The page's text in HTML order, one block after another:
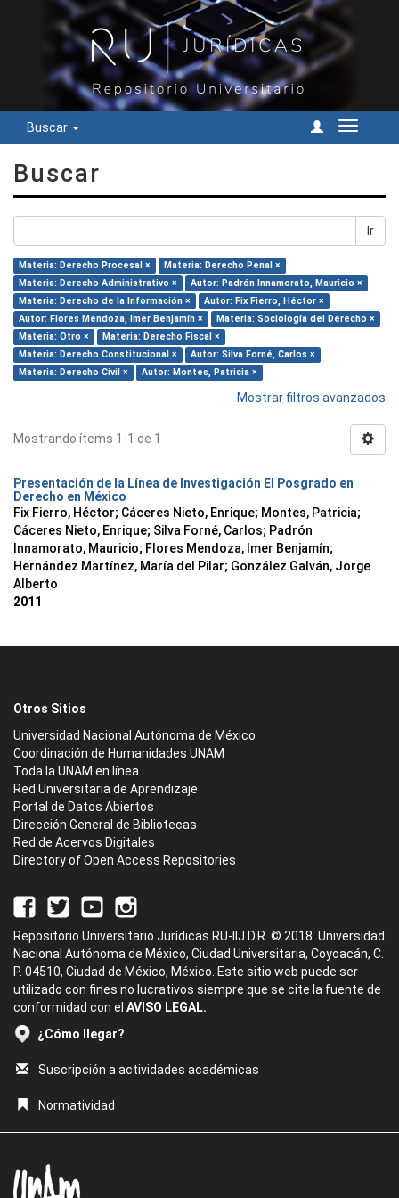
Buscar
Cambiar
Buscar
Ir
Materia: Derecho Procesal ×
Materia: Derecho Penal ×
Materia: Derecho Administrativo ×
Autor: Padrón Innamorato, Mauricio ×
Materia: Derecho de la Información ×
Autor: Fix Fierro, Héctor ×
Autor: Flores Mendoza, Imer Benjamín ×
Materia: Sociología del Derecho ×
Materia: Otro ×
Materia: Derecho Fiscal ×
Materia: Derecho Constitucional ×
Autor: Silva Forné, Carlos ×
Materia: Derecho Civil ×
Autor: Montes, Patricia ×
Mostrar filtros avanzados
Mostrando ítems 1-1 de 1
Presentación de la Línea de Investigación El Posgrado en
Derecho en México
Fix Fierro, Héctor; Cáceres Nieto, Enrique; Montes, Patricia;
Cáceres Nieto, Enrique; Silva Forné, Carlos; Padrón
Innamorato, Mauricio; Flores Mendoza, Imer Benjamín;
Hernández Martínez, María del Pilar; González Galván, Jorge
Alberto
2011
Otros Sitios
Universidad Nacional Autónoma de México
Coordinación de Humanidades UNAM
Toda la UNAM en línea
Red Universitaria de Aprendizaje
Portal de Datos Abiertos
Dirección General de Bibliotecas
Red de Acervos Digitales
Directory of Open Access Repositories
Repositorio Universitario Jurídicas RU-IIJ D.R. © 2018. Universidad
Nacional Autónoma de México, Ciudad Universitaria, Coyoacán, C.
P. 04510, Ciudad de México, México. Este sitio web puede ser
utilizado con fines no lucrativos siempre que se cite la fuente de
conformidad con el AVISO LEGAL.
¿Cómo llegar?
Suscripción a actividades académicas
Normatividad